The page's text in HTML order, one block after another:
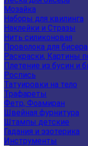
Мозайка
Наборы для квилинга
Наклейки и Стразы
Нить силиконовая
Проволока для бисера
Раскраски, Картины
Плетение из бусин и
Роспись
Татуировки на тело
Трафареты
Фетр, Фоамиран
Швейная фурнитура
Штампы детские
Гадания и эзотерика
Инструменты